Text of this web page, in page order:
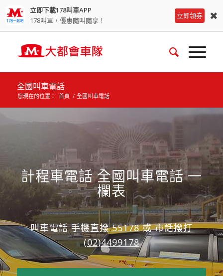
立即下載178叫車APP
178叫車，優惠隨叫隨享！
立即領券 ✖
全國叫車電話
您現在的位置： 首頁 / 全國叫車電話
計程車電話 全國叫車電話 一
欄表
叫車電話手機直撥 55178或 市話撥打
(02)4499178